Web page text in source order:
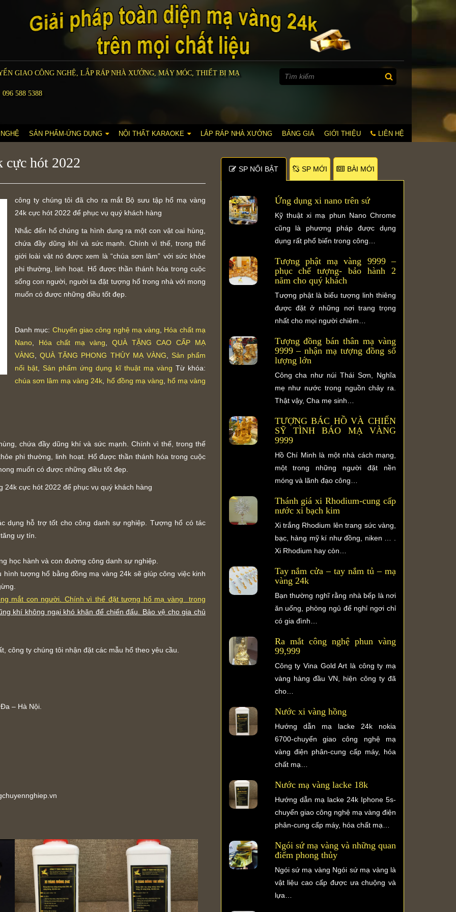
GIAO CÔNG NGHỆ, LẮP RÁP NHÀ XƯỞNG, MÁY MÓC, THIẾT BỊ MẠ
588 5388
SẢN PHẨM-ỨNG DỤNG NỘI THẤT KARAOKE LẮP RÁP NHÀ XƯỞNG BẢNG GIÁ GIỚI THIỆU LIÊN HỆ
cực hót 2022
công ty chúng tôi đã cho ra mắt Bộ sưu tập hổ mạ vàng
24k cực hót 2022 để phục vụ quý khách hàng
Nhắc đến hổ chúng ta hình dung ra một con vật oai hùng,
chứa đầy dũng khí và sức mạnh. Chính vì thế, trong thế
giới loài vật nó được xem là “chúa sơn lâm” với sức khỏe
phi thường, linh hoạt. Hổ được thần thánh hóa trong cuộc
sống con người, người ta đặt tượng hổ trong nhà với mong
muốn có được những điều tốt đẹp.
Danh mục: Chuyển giao công nghệ mạ vàng
Hóa chất mạ
Nano
Hóa chất mạ vàng
QUÀ TẶNG CAO CẤP MẠ
VÀNG ,QUÀ TẶNG PHONG THỦY MẠ VÀNG
Sản phẩm
nổi bật
Sản phẩm ứng dụng kĩ thuật mạ vàng Từ khóa:
chúa sơn lâm mạ vàng 24k
hổ đồng mạ vàng hổ mạ vàng
chứa đầy dũng khí và sức mạnh. Chính vì thế, trong thế
phi thường, linh hoạt. Hổ được thần thánh hóa trong cuộc
muốn có được những điều tốt đẹp.
24k cực hót 2022 để phục vụ quý khách hàng
dụng hỗ trợ tốt cho công danh sự nghiệp. Tượng hổ có tác
uy tín.
học hành và con đường công danh sự nghiệp.
tượng hổ bằng đồng mạ vàng 24k sẽ giúp công việc kinh
mắt con người. Chính vì thế đặt tượng hổ mạ vàng trong
khí không ngại khó khăn để chiến đấu. Bảo vệ cho gia chủ
công ty chúng tôi nhận đặt các mẫu hổ theo yêu cầu.
– Hà Nội.
SP NỐI BẬT SP MỚI BÀI MỚI
Ứng dụng xi nano trên sứ
Kỹ thuật xi mạ phun Nano Chrome
cũng là phương pháp được dụng
dụng rất phổ biến trong công…
Tượng phật mạ vàng 9999 –
phục chế tượng- bảo hành 2
năm cho quý khách
Tượng phật là biểu tượng linh thiêng
được đặt ở những nơi trang trọng
nhất cho mọi người chiêm…
Tượng đồng bán thân mạ vàng
9999 – nhận mạ tượng đồng số
lượng lớn
Công cha như núi Thái Sơn, Nghĩa
mẹ như nước trong nguồn chảy ra.
Thật vậy, Cha mẹ sinh…
TƯỢNG BÁC HỒ VÀ CHIẾN
SỸ TÌNH BÁO MẠ VÀNG
9999
Hồ Chí Minh là một nhà cách mạng,
một trong những người đặt nền
móng và lãnh đạo công…
Thánh giá xi Rhodium-cung cấp
nước xi bạch kim
Xi trắng Rhodium lên trang sức vàng,
bạc, hàng mỹ kí như đồng, niken … .
Xi Rhodium hay còn…
Tay nắm cửa – tay nắm tủ – mạ
vàng 24k
Bạn thường nghĩ rằng nhà bếp là nơi
ăn uống, phòng ngủ để nghỉ ngơi chỉ
có gia đình…
Ra mắt công nghệ phun vàng
99,999
Công ty Vina Gold Art là công ty mạ
vàng hàng đầu VN, hiện công ty đã
cho…
Nước xi vàng hồng
Hướng dẫn mạ lacke 24k nokia
6700-chuyển giao công nghệ mạ
vàng điện phân-cung cấp máy, hóa
chất mạ…
Nước mạ vàng lacke 18k
Hướng dẫn mạ lacke 24k Iphone 5s-
chuyển giao công nghệ mạ vàng điện
phân-cung cấp máy, hóa chất mạ…
Ngói sứ mạ vàng và những quan
điểm phong thủy
Ngói sứ mạ vàng Ngói sứ mạ vàng là
vật liệu cao cấp được ưa chuộng và
lựa…